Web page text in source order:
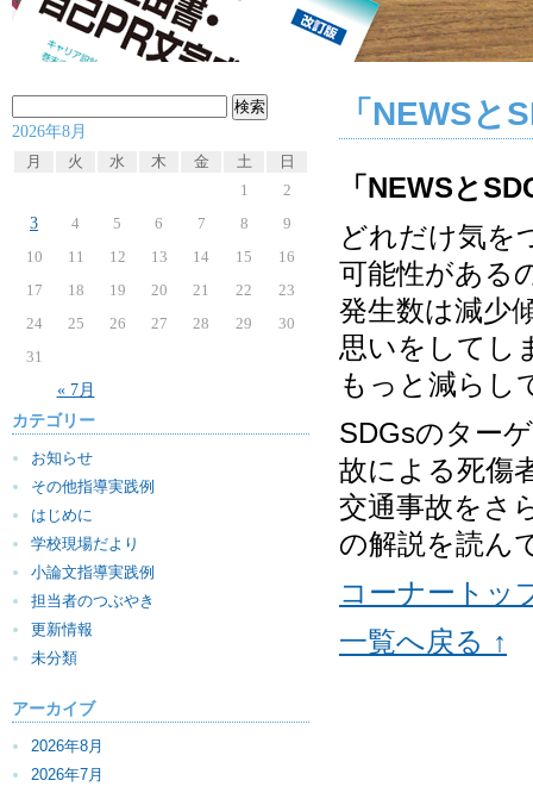
索:
2026年8月
月
火 水 木 金 土 日
« 7月
1
2
3
4 5 6 7 8
9
10
11 12 13 14 15
16
17
18 19 20 21 22
23
24
25 26 27 28 29
30
31
カテゴリー
お知らせ
その他指導実践例
はじめに
学校現場だより
小論文指導実践例
担当者のつぶやき
更新情報
未分類
アーカイブ
2026年8月
2026年7月
「NEWS
「NEWSと
どれだけ気を
可能性がある
発生数は減少
思いをしてし
もっと減らし
SDGsのター
故による死傷
交通事故をさ
の解説を読ん
コーナートッ
一覧へ戻る ↑